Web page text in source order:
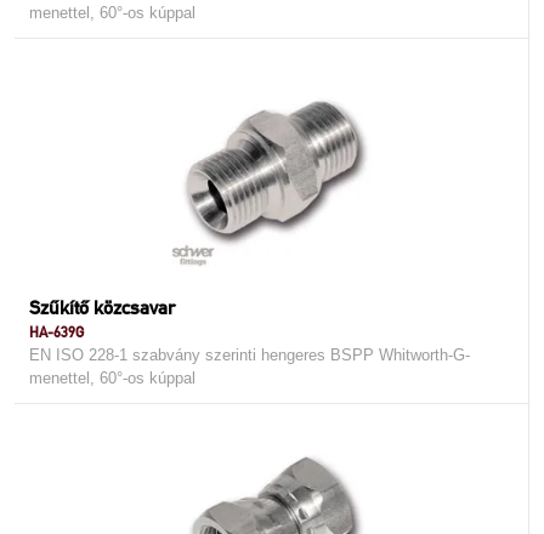
menettel, 60°-os kúppal
Szűkítő közcsavar
HA-639G
EN ISO 228-1 szabvány szerinti hengeres BSPP Whitworth-G-
menettel, 60°-os kúppal